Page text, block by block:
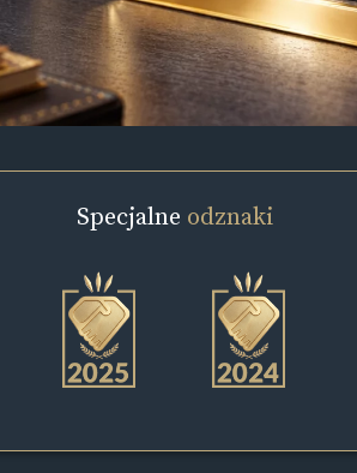
Specjalne odznaki